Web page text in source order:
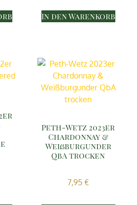
In den Warenkorb
Peth-Wetz 2023er
Chardonnay &
Weißburgunder
QbA trocken
7,95 €